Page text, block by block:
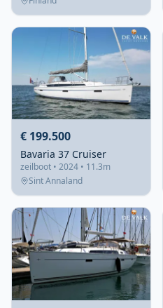
€ 199.500
Bavaria 37 Cruiser
zeilboot • 2024 • 11.3m
Sint Annaland